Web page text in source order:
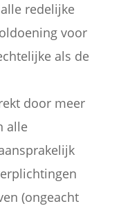
redelijke
voor
als de
door meer
alle
(ongeacht